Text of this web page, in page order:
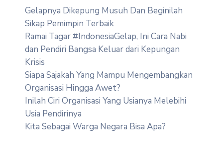
Gelapnya Dikepung Musuh Dan Beginilah
Sikap Pemimpin Terbaik
Ramai Tagar #IndonesiaGelap, Ini Cara Nabi
dan Pendiri Bangsa Keluar dari Kepungan
Krisis
Siapa Sajakah Yang Mampu Mengembangkan
Organisasi Hingga Awet?
Inilah Ciri Organisasi Yang Usianya Melebihi
Usia Pendirinya
Kita Sebagai Warga Negara Bisa Apa?